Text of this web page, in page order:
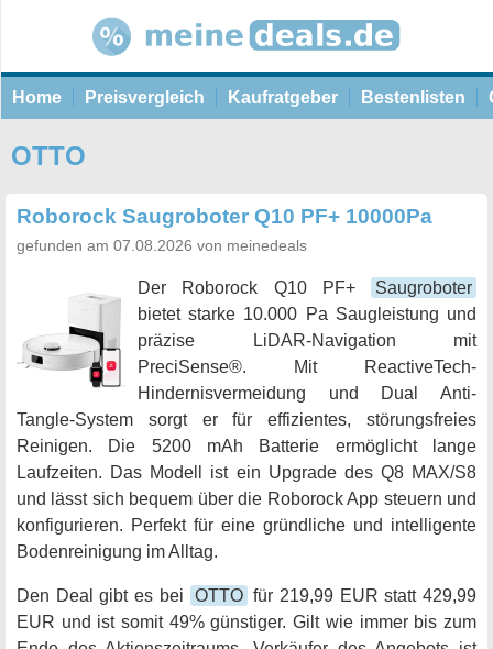
Home Preisvergleich Kaufratgeber Bestenlisten
OTTO
Roborock Saugroboter Q10 PF+ 10000Pa
gefunden am 07.08.2026 von meinedeals
Der Roborock Q10 PF+
Saugroboter
bietet starke 10.000 Pa Saugleistung und
präzise LiDAR-Navigation mit
PreciSense®. Mit ReactiveTech-
Hindernisvermeidung und Dual Anti-
Tangle-System sorgt er für effizientes, störungsfreies
Reinigen. Die 5200 mAh Batterie ermöglicht lange
Laufzeiten. Das Modell ist ein Upgrade des Q8 MAX/S8
und lässt sich bequem über die Roborock App steuern und
konfigurieren. Perfekt für eine gründliche und intelligente
Bodenreinigung im Alltag.
Den Deal gibt es bei OTTO für 219,99 EUR statt 429,99
EUR und ist somit 49% günstiger. Gilt wie immer bis zum